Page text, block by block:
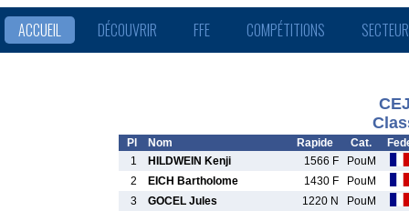
ACCUEIL DÉCOUVRIR FFE COMPÉTITIONS
Pl Nom Rapide Cat.
1
HILDWEIN Kenji 1566 F
PouM
2
EICH Bartholome 1430 F
PouM
3
GOCEL Jules 1220 N
PouM